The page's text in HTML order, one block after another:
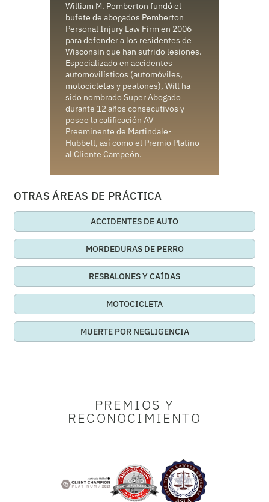
William M. Pemberton fundó el
bufete de abogados Pemberton
Personal Injury Law Firm en 2006
para defender a los residentes de
Wisconsin que han sufrido lesiones.
Especializado en accidentes
automovilísticos (automóviles,
motocicletas y peatones), Will ha
sido nombrado Super Abogado
durante 12 años consecutivos y
posee la calificación AV
Preeminente de Martindale-
Hubbell, así como el Premio Platino
al Cliente Campeón.
OTRAS ÁREAS DE PRÁCTICA
ACCIDENTES DE AUTO
MORDEDURAS DE PERRO
RESBALONES Y CAÍDAS
MOTOCICLETA
MUERTE POR NEGLIGENCIA
PREMIOS Y
RECONOCIMIENTO